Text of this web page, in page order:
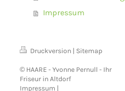
Impressum
Druckversion | Sitemap
© HAARE - Yvonne Pernull - Ihr
Friseur in Altdorf
Impressum |